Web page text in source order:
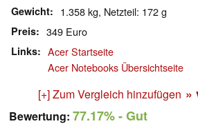
Gewicht 1.358 kg, Netzteil: 172 g
Preis 349 Euro
Links
Acer Startseite
Acer Notebooks Übersichtseite
[+] Zum Vergleich hinzufügen »
Bewertung: 77.17%- Gut